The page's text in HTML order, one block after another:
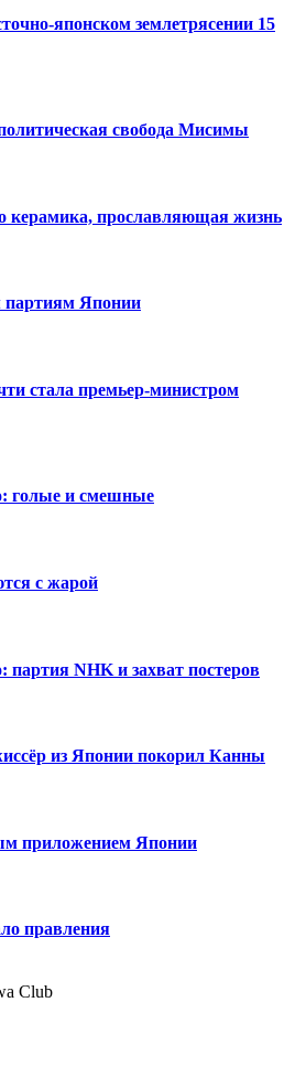
японском землетрясении 15
свобода Мисимы
керамика, прославляющая жизнь
партиям Японии
стала премьер-министром
голые и смешные
с жарой
партия NHK и захват постеров
из Японии покорил Канны
приложением Японии
правления
Club